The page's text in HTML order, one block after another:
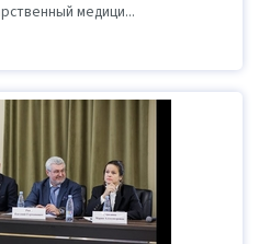
медици...